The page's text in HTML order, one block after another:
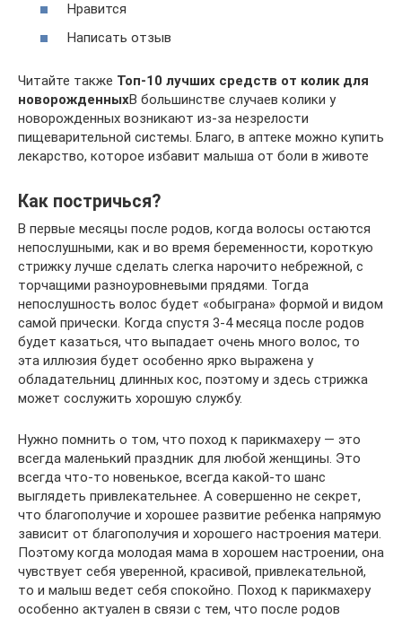
Нравится
Написать отзыв
Читайте также Топ-10 лучших средств от колик для
новорожденныхВ большинстве случаев колики у
новорожденных возникают из-за незрелости
пищеварительной системы. Благо, в аптеке можно купить
лекарство, которое избавит малыша от боли в животе
Как постричься?
В первые месяцы после родов, когда волосы остаются
непослушными, как и во время беременности, короткую
стрижку лучше сделать слегка нарочито небрежной, с
торчащими разноуровневыми прядями. Тогда
непослушность волос будет «обыграна» формой и видом
самой прически. Когда спустя 3-4 месяца после родов
будет казаться, что выпадает очень много волос, то
эта иллюзия будет особенно ярко выражена у
обладательниц длинных кос, поэтому и здесь стрижка
может сослужить хорошую службу.
Нужно помнить о том, что поход к парикмахеру — это
всегда маленький праздник для любой женщины. Это
всегда что-то новенькое, всегда какой-то шанс
выглядеть привлекательнее. А совершенно не секрет,
что благополучие и хорошее развитие ребенка напрямую
зависит от благополучия и хорошего настроения матери.
Поэтому когда молодая мама в хорошем настроении, она
чувствует себя уверенной, красивой, привлекательной,
то и малыш ведет себя спокойно. Поход к парикмахеру
особенно актуален в связи с тем, что после родов